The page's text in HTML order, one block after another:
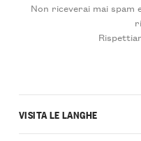
Non riceverai mai
VISITA LE LANGHE